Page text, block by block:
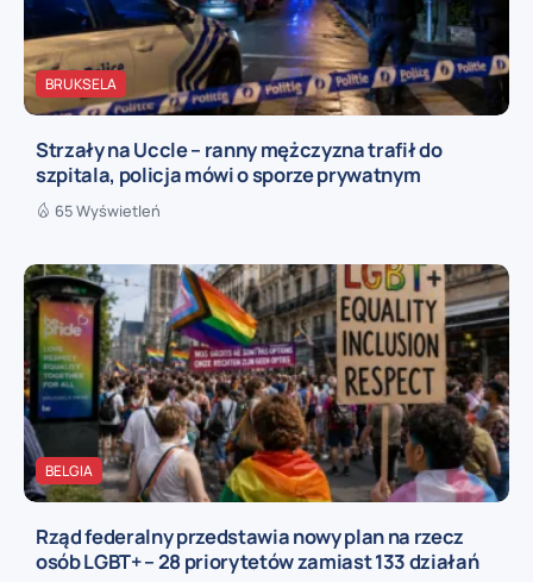
BRUKSELA
Strzały na Uccle – ranny mężczyzna trafił do
szpitala, policja mówi o sporze prywatnym
65 Wyświetleń
BELGIA
Rząd federalny przedstawia nowy plan na rzecz
osób LGBT+ – 28 priorytetów zamiast 133 działań